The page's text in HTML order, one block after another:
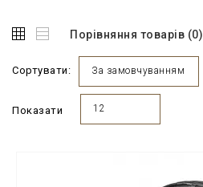
Порівняння товарів (0)
Сортувати: За замовчуванням
Показати 12